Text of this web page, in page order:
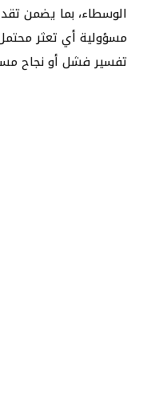
الوسطاء، بما يضمن
مسؤولية أي تعثر
تفسير فشل أو نجاح